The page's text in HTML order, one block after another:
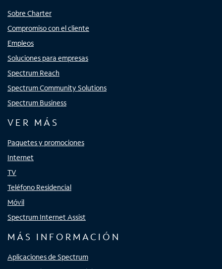
Sobre Charter
Compromiso con el cliente
Empleos
Soluciones para empresas
Spectrum Reach
Spectrum Community Solutions
Spectrum Business
VER MÁS
Paquetes y promociones
Internet
TV
Teléfono Residencial
Móvil
Spectrum Internet Assist
MÁS INFORMACIÓN
Aplicaciones de Spectrum